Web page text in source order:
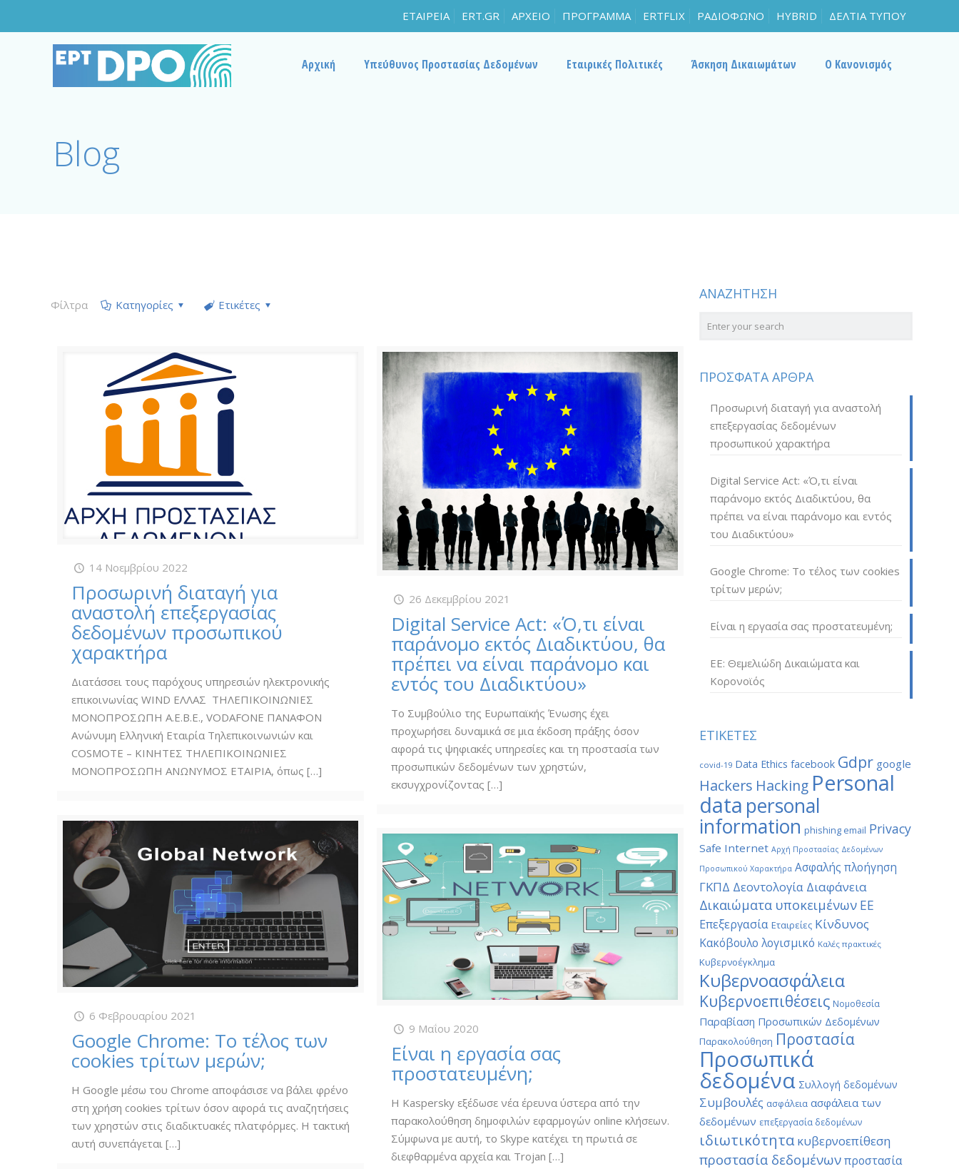
ΕΤΑΙΡΕΙΑ ERT.GR ΑΡΧΕΙΟ ΠΡΟΓΡΑΜΜΑ ERTFLIX ΡΑΔΙΟΦΩΝΟ HYBRID ΔΕΛΤΙΑ ΤΥΠΟΥ
Αρχική Υπεύθυνος Προστασίας Δεδομένων Εταιρικές Πολιτικές Άσκηση Δικαιωμάτων Ο Κανονισμός
Blog
Φίλτρα Κατηγορίες Ετικέτες
14 Νοεμβρίου 2022
Προσωρινή διαταγή για
αναστολή επεξεργασίας
δεδομένων προσωπικού
χαρακτήρα
Διατάσσει τους παρόχους υπηρεσιών ηλεκτρονικής
επικοινωνίας WIND ΕΛΛΑΣ ΤΗΛΕΠΙΚΟΙΝΩΝΙΕΣ
ΜΟΝΟΠΡΟΣΩΠΗ Α.Ε.Β.Ε., VODAFONE ΠΑΝΑΦΟΝ
Ανώνυμη Ελληνική Εταιρία Τηλεπικοινωνιών και
COSMOTE – ΚΙΝΗΤΕΣ ΤΗΛΕΠΙΚΟΙΝΩΝΙΕΣ
ΜΟΝΟΠΡΟΣΩΠΗ ΑΝΩΝΥΜΟΣ ΕΤΑΙΡΙΑ, όπως […]
26 Δεκεμβρίου 2021
Digital Service Act: «Ό,τι είναι
παράνομο εκτός Διαδικτύου, θα
πρέπει να είναι παράνομο και
εντός του Διαδικτύου»
Το Συμβούλιο της Ευρωπαϊκής Ένωσης έχει
προχωρήσει δυναμικά σε μια έκδοση πράξης όσον
αφορά τις ψηφιακές υπηρεσίες και τη προστασία των
προσωπικών δεδομένων των χρηστών,
εκσυγχρονίζοντας […]
6 Φεβρουαρίου 2021
Google Chrome: Το τέλος των
cookies τρίτων μερών;
Η Google μέσω του Chrome αποφάσισε να βάλει φρένο
στη χρήση cookies τρίτων όσον αφορά τις αναζητήσεις
των χρηστών στις διαδικτυακές πλατφόρμες. Η τακτική
αυτή συνεπάγεται […]
9 Μαΐου 2020
Είναι η εργασία σας
προστατευμένη;
Η Kaspersky εξέδωσε νέα έρευνα ύστερα από την
παρακολούθηση δημοφιλών εφαρμογών online κλήσεων.
Σύμφωνα με αυτή, το Skype κατέχει τη πρωτιά σε
διεφθαρμένα αρχεία και Trojan […]
ΑΝΑΖΗΤΗΣΗ
ΠΡΟΣΦΑΤΑ ΑΡΘΡΑ
Προσωρινή διαταγή για αναστολή
επεξεργασίας δεδομένων
προσωπικού χαρακτήρα
Digital Service Act: «Ό,τι είναι
παράνομο εκτός Διαδικτύου, θα
πρέπει να είναι παράνομο και εντός
του Διαδικτύου»
Google Chrome: Το τέλος των cookies
τρίτων μερών;
Είναι η εργασία σας προστατευμένη;
ΕΕ: Θεμελιώδη Δικαιώματα και
Κορονοϊός
ΕΤΙΚΕΤΕΣ
covid-19 Data Ethics facebook Gdpr google
Hackers Hacking Personal
data personal
information phishing email Privacy
Safe Internet Αρχή Προστασίας Δεδομένων
Προσωπικού Χαρακτήρα Ασφαλής πλοήγηση
ΓΚΠΔ Δεοντολογία Διαφάνεια
Δικαιώματα υποκειμένων ΕΕ
Επεξεργασία Εταιρείες Κίνδυνος
Κακόβουλο λογισμικό Καλές πρακτικές
Κυβερνοέγκλημα
Κυβερνοασφάλεια
Κυβερνοεπιθέσεις Νομοθεσία
Παραβίαση Προσωπικών Δεδομένων
Παρακολούθηση Προστασία
Προσωπικά
δεδομένα Συλλογή δεδομένων
Συμβουλές ασφάλεια ασφάλεια των
δεδομένων επεξεργασία δεδομένων
ιδιωτικότητα κυβερνοεπίθεση
προστασία δεδομένωνπροστασία